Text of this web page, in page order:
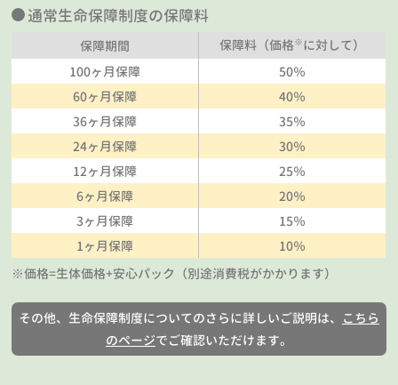
通常生命保障制度の保障料
保障期間 保障料（価格※に対して）
100ヶ月保障
50％
60ヶ月保障
40％
36ヶ月保障
35％
24ヶ月保障
30％
12ヶ月保障
25％
6ヶ月保障
20％
3ヶ月保障
15％
1ヶ月保障
10％
※価格=生体価格+安心パック（別途消費税がかかります）
その他、生命保障制度についてのさらに詳しいご説明は、 こちら
のページでご確認いただけます。